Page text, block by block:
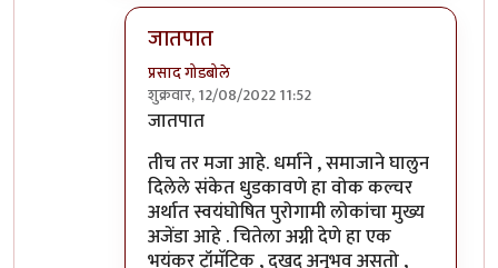
जातपात
प्रसाद गोडबोले
शुक्रवार, 12/08/2022 11:52
In reply to
जातपात
तीच तर मजा आहे. धर्माने , समाजाने घालुन
दिलेले संकेत धुडकावणे हा वोक कल्चर
अर्थात स्वयंघोषित पुरोगामी लोकांचा मुख्य
अजेंडा आहे . चितेला अग्नी देणे हा एक
भयंकर ट्रॉमॅटिक , दुखद अनुभव असतो ,